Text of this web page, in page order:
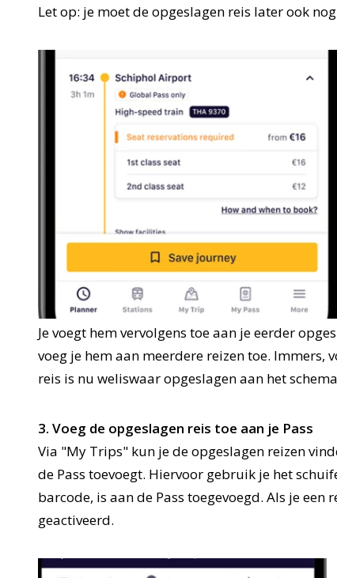
Let op: je moet de opgeslagen reis later ook
Je voegt hem vervolgens toe aan je eerder
voeg je hem aan meerdere reizen toe. Immers,
reis is nu weliswaar opgeslagen aan het
3. Voeg de opgeslagen reis toe aan je Pass
Via "My Trips" kun je de opgeslagen reizen
de Pass toevoegt. Hiervoor gebruik je het
barcode, is aan de Pass toegevoegd. Als je
geactiveerd.